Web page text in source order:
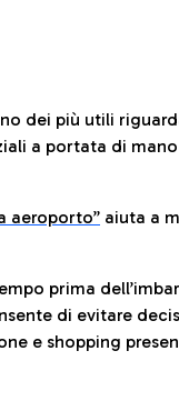
dei più utili
a portata di
aeroporto” aiuta a
prima
di evitare
e shopping